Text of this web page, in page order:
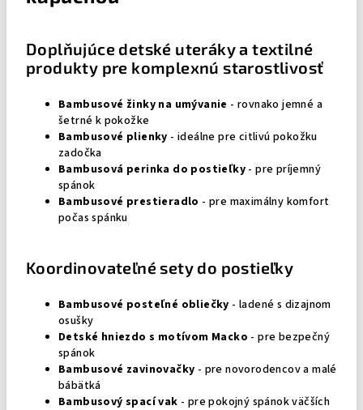
Doplňujúce detské uteráky a textilné
produkty pre komplexnú starostlivosť
Bambusové žinky na umývanie - rovnako jemné a
šetrné k pokožke
Bambusové plienky - ideálne pre citlivú pokožku
zadočka
Bambusová perinka do postieľky - pre príjemný
spánok
Bambusové prestieradlo - pre maximálny komfort
počas spánku
Koordinovateľné sety do postieľky
Bambusové posteľné obliečky - ladené s dizajnom
osušky
Detské hniezdo s motívom Macko - pre bezpečný
spánok
Bambusové zavinovačky - pre novorodencov a malé
bábätká
Bambusový spací vak - pre pokojný spánok väčších